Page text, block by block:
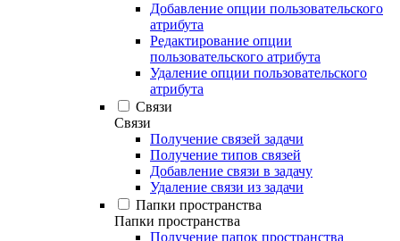
Добавление опции пользовательского
атрибута
Редактирование опции
пользовательского атрибута
Удаление опции пользовательского
атрибута
Связи
Связи
Получение связей задачи
Получение типов связей
Добавление связи в задачу
Удаление связи из задачи
Папки пространства
Папки пространства
Получение папок пространства